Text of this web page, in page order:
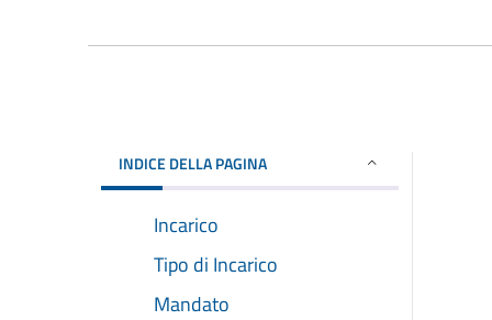
INDICE DELLA PAGINA
Incarico
Tipo di Incarico
Mandato